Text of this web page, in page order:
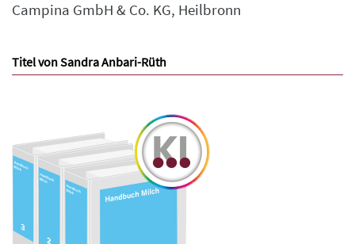
Campina GmbH & Co. KG, Heilbronn
Titel von Sandra Anbari-Rüth